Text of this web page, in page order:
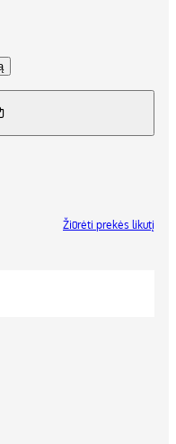
Žiūrėti prekės likutį